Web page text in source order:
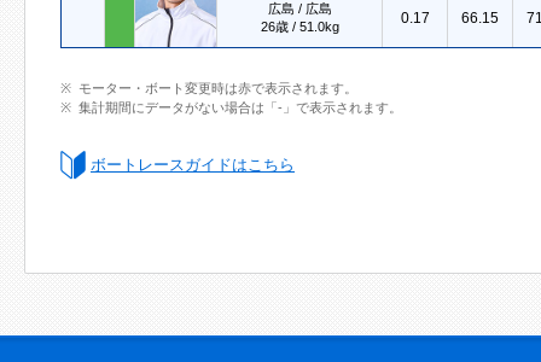
広島 / 広島
26歳 / 51.0kg
0.17
66.15
モーター・ボート変更時は赤で表示されます。
集計期間にデータがない場合は「-」で表示されます。
ボートレースガイドはこちら